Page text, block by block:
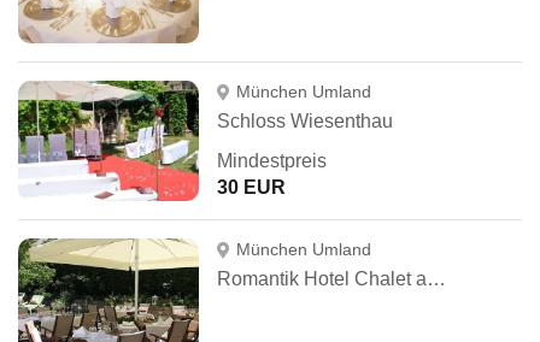
München Umland
Schloss Wiesenthau
Mindestpreis
30 EUR
München Umland
Romantik Hotel Chalet am Kiental